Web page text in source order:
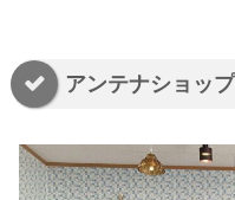
アンテナショップ